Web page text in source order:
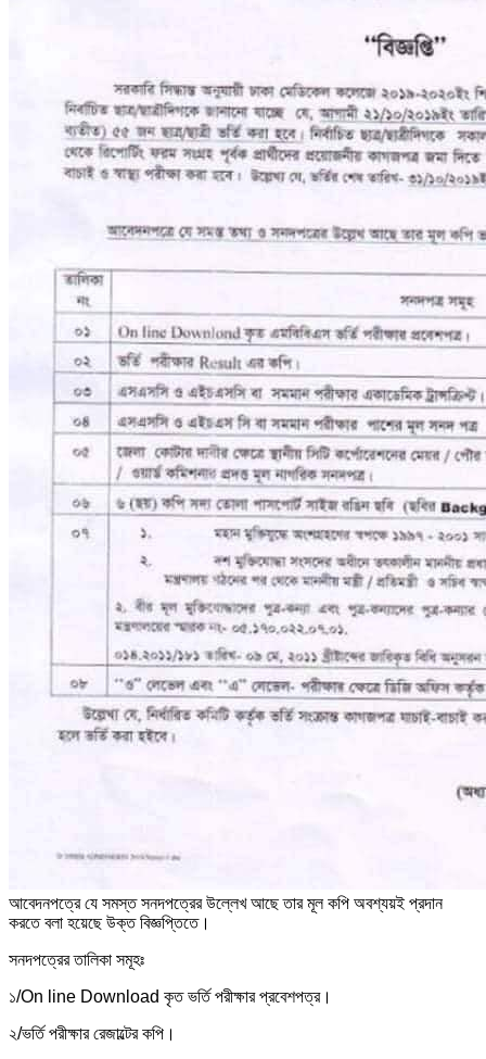
আবেদনপত্রে যে সমস্ত সনদপত্রের উল্লেখ আছে তার মূল কপি অবশ্যয়ই প্রদান
করতে বলা হয়েছে উক্ত বিজ্ঞপ্তিতে।
সনদপত্রের তালিকা সমূহঃ
১/On line Download কৃত ভর্তি পরীক্ষার প্রবেশপত্র।
২/ভর্তি পরীক্ষার রেজাল্টের কপি।